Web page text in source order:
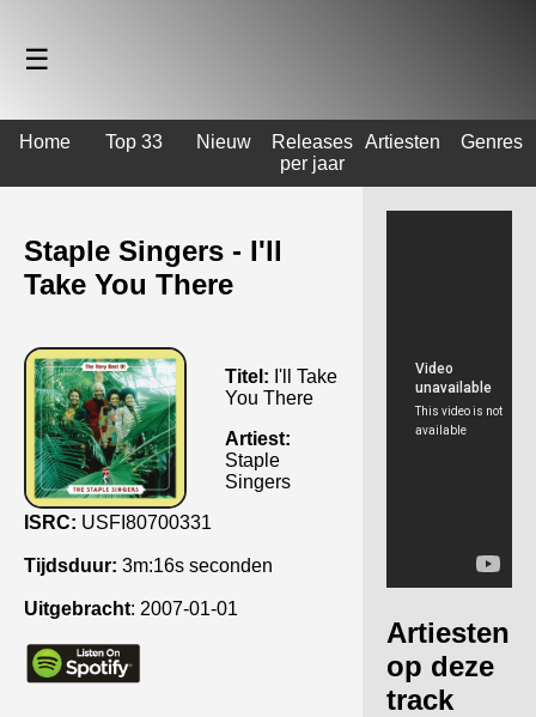
☰
Home Top 33 Nieuw
Releases
per jaar
Artiesten Genres
Staple Singers - I'll
Take You There
Titel: I'll Take
You There
Artiest:
Staple
Singers
ISRC: USFI80700331
Tijdsduur: 3m:16s seconden
Uitgebracht: 2007-01-01
Artiesten
op deze
track